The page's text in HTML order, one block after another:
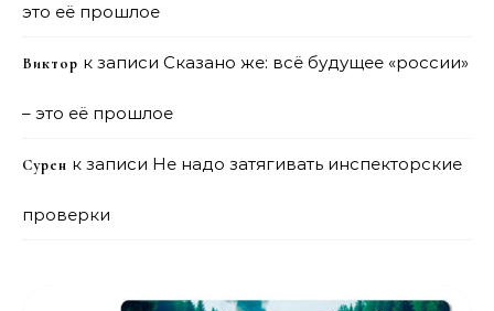
это её прошлое
Виктор к записи Сказано же: всё будущее «россии»
– это её прошлое
Сурен к записи Не надо затягивать инспекторские
проверки